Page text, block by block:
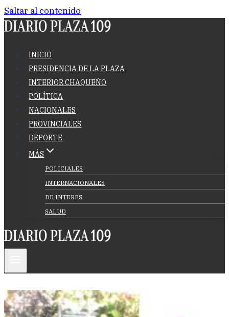
Saltar al contenido
INICIO
PRESIDENCIA DE LA PLAZA
INTERIOR CHAQUEÑO
POLÍTICA
NACIONALES
PROVINCIALES
DEPORTE
MÁS
POLICIALES
INTERNACIONALES
DE INTERES
SALUD